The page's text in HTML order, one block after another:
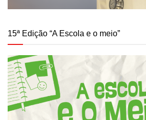
15ª Edição “A Escola e o meio”